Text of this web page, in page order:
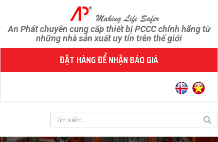
An Phát chuyên cung cấp thiết bị PCCC chính hãng từ
những nhà sản xuất uy tín trên thế giới
ĐẶT HÀNG ĐỂ NHẬN BÁO GIÁ